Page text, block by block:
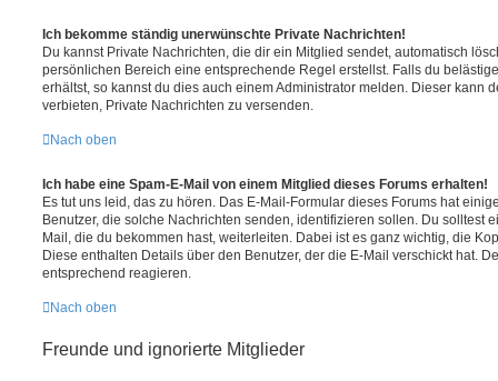
Ich bekomme ständig unerwünschte Private Nachrichten!
Du kannst Private Nachrichten, die dir ein Mitglied sendet, automatisch
persönlichen Bereich eine entsprechende Regel erstellst. Falls du
erhältst, so kannst du dies auch einem Administrator melden. Dieser kann
verbieten, Private Nachrichten zu versenden.
Nach oben
Ich habe eine Spam-E-Mail von einem Mitglied dieses Forums erhalten!
Es tut uns leid, das zu hören. Das E-Mail-Formular dieses Forums hat
Benutzer, die solche Nachrichten senden, identifizieren sollen. Du solltest
Mail, die du bekommen hast, weiterleiten. Dabei ist es ganz wichtig, die
Diese enthalten Details über den Benutzer, der die E-Mail verschickt hat.
entsprechend reagieren.
Nach oben
Freunde und ignorierte Mitglieder